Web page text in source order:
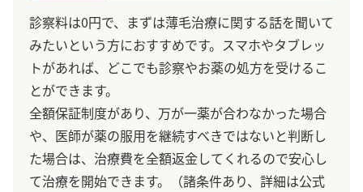
診察料は0円で、まずは薄毛治療に関する話を聞いて
みたいという方におすすめです。スマホやタブレッ
トがあれば、どこでも診察やお薬の処方を受けるこ
とができます。
全額保証制度があり、万が一薬が合わなかった場合
や、医師が薬の服用を継続すべきではないと判断し
た場合は、治療費を全額返金してくれるので安心し
て治療を開始できます。（諸条件あり、詳細は公式